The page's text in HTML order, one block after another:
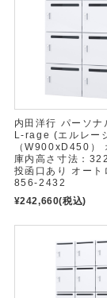
内田洋行 パーソナ
L-rage (エルレー
（W900xD450）
庫内高さ寸法：
投函口あり オー
856-2432
¥242,660(税込)